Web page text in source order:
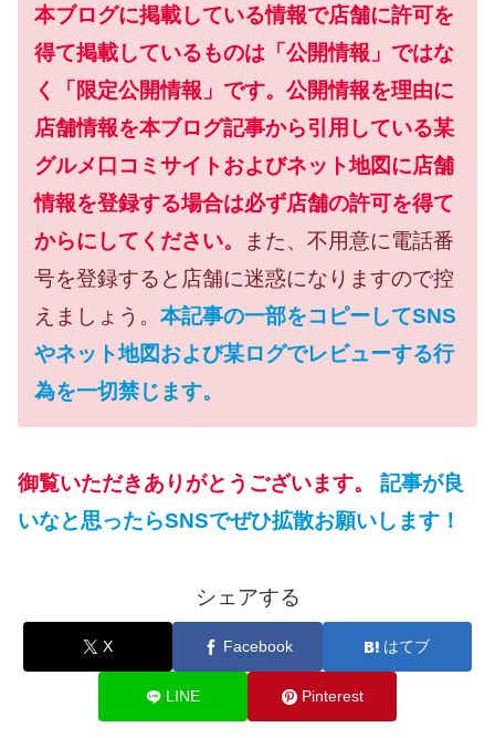
本ブログに掲載している情報で店舗に許可を
得て掲載しているものは「公開情報」ではな
く「限定公開情報」です。公開情報を理由に
店舗情報を本ブログ記事から引用している某
グルメ口コミサイトおよびネット地図に店舗
情報を登録する場合は必ず店舗の許可を得て
からにしてください。
また、不用意に電話番
号を登録すると店舗に迷惑になりますので控
えましょう。 本記事の一部をコピーしてSNS
やネット地図および某ログでレビューする行
為を一切禁じます。
御覧いただきありがとうございます。
記事が良
いなと思ったらSNSでぜひ拡散お願いします！
シェアする
X Facebook はてブ
LINE Pinterest